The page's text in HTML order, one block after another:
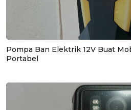
Pompa Ban Elektrik 12V Buat
Portabel